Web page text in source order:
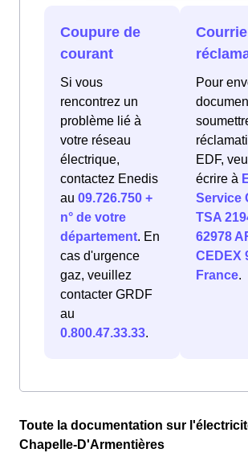
Coupure de
courant
Si vous
rencontrez un
problème lié à
votre réseau
électrique,
contactez Enedis
au 09.726.750 +
n° de votre
département. En
cas d'urgence
gaz, veuillez
contacter GRDF
au
0.800.47.33.33.
Pour
EDF,
écrire à
Service
TSA
62978
CEDEX
France.
Toute la documentation sur
Chapelle-D'Armentières